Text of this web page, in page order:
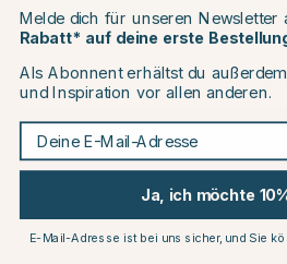
Bewertung: 4.8 von 5 Sternen
15
CHANGE
Continue to
Melde dich für unseren Newsletter
Rabatt* auf deine erste
Als Abonnent erhältst du
und Inspiration vor allen anderen.
Deine E-Mail-Adresse
Ja, ich möchte
E-Mail-Adresse ist bei uns sicher, und Sie